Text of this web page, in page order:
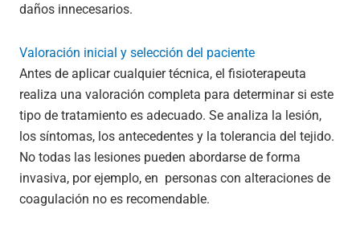
daños innecesarios.
Valoración inicial y selección del paciente
Antes de aplicar cualquier técnica, el fisioterapeuta
realiza una valoración completa para determinar si este
tipo de tratamiento es adecuado. Se analiza la lesión,
los síntomas, los antecedentes y la tolerancia del tejido.
No todas las lesiones pueden abordarse de forma
invasiva, por ejemplo, en personas con alteraciones de
coagulación no es recomendable.